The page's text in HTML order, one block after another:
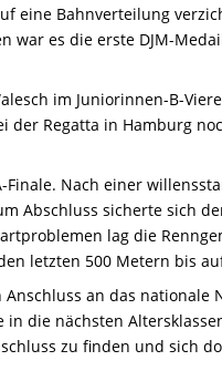
eine Bahnverteilung
es die erste DJM-
im Juniorinnen-B-
Regatta in Hamburg
Nach einer
Abschluss sicherte sich
lag die
letzten 500 Metern bis
an das
die nächsten
zu finden und sich